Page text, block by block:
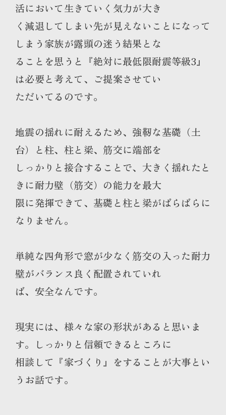
活において生きていく気力が大き
く減退してしまい先が見えないことになって
しまう家族が露頭の迷う結果とな
ることを思うと『絶対に最低限耐震等級3』
は必要と考えて、ご提案させてい
ただいてるのです。
地震の揺れに耐えるため、強靭な基礎（土
台）と柱、柱と梁、筋交に端部を
しっかりと接合することで、大きく揺れたと
きに耐力壁（筋交）の能力を最大
限に発揮できて、基礎と柱と梁がばらばらに
なりません。
単純な四角形で窓が少なく筋交の入った耐力
壁がバランス良く配置されていれ
ば、安全なんです。
現実には、様々な家の形状があると思いま
す。しっかりと信頼できるところに
相談して『家づくり』をすることが大事とい
うお話です。